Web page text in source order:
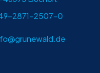
2871-2507-0